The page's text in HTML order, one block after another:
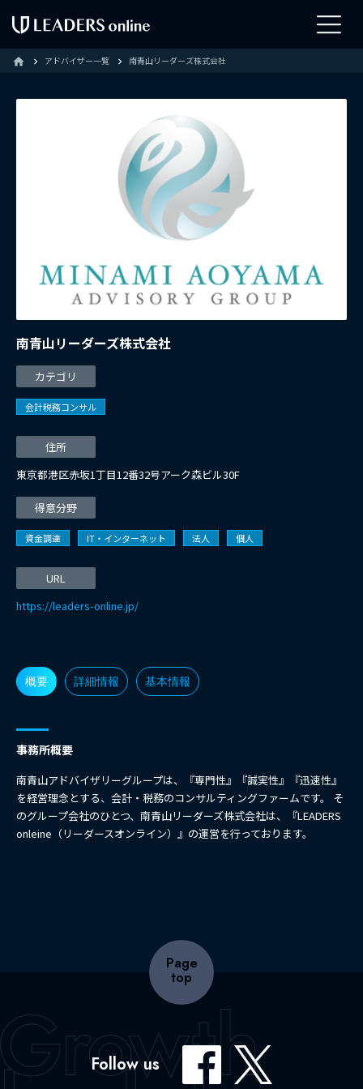
home アドバイザー一覧 南青山リーダーズ株式会社
南青山リーダーズ株式会社
カテゴリ
会計税務コンサル
住所
東京都港区赤坂1丁目12番32号アーク森ビル30F
得意分野
資金調達 IT・インターネット 法人 個人
URL
https://leaders-online.jp/
概要 詳細情報 基本情報
事務所概要
南青山アドバイザリーグループは、『専門性』『誠実性』『迅速性』
を経営理念とする、会計・税務のコンサルティングファームです。 そ
のグループ会社のひとつ、南青山リーダーズ株式会社は、『LEADERS
onleine（リーダースオンライン）』の運営を行っております。
Page
top
Follow us